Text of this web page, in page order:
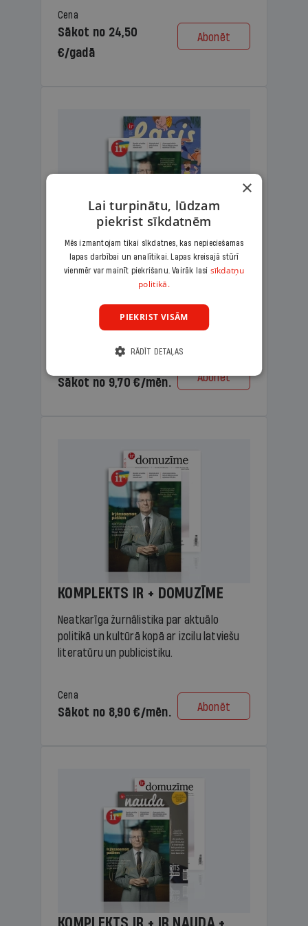
Cena
Sākot no 24,50
€/gadā
Abonēt
KOMPLEKTS IR + LASIS
Ģimenes komplekts – aizraujošs
lasāmžurnāls bērniem un analītiska
lasāmviela vecākiem.
Sākot no 9,70 €/mēn. Abonēt
KOMPLEKTS IR + DOMUZĪME
Neatkarīga žurnālistika par aktuālo
politikā un kultūrā kopā ar izcilu latviešu
literatūru un publicistiku.
Cena
Sākot no 8,90 €/mēn. Abonēt
×
Lai turpinātu, lūdzam
piekrist sīkdatnēm
Mēs izmantojam tikai sīkdatnes, kas nepieciešamas
lapas darbībai un analītikai. Lapas kreisajā stūrī
vienmēr var mainīt piekrišanu. Vairāk lasi sīkdatņu
politikā.
PIEKRIST VISĀM
RĀDĪT DETAĻAS